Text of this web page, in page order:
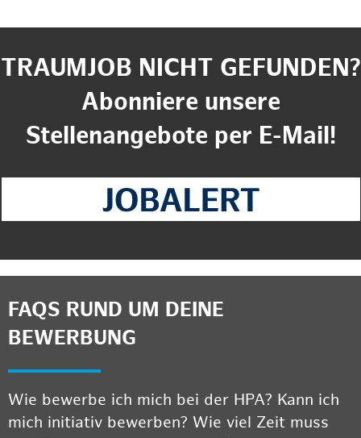
TRAUMJOB NICHT GEFUNDEN?
Abonniere unsere
Stellenangebote per E-Mail!
FAQS RUND UM DEINE
BEWERBUNG
Wie bewerbe ich mich bei der HPA? Kann ich
mich initiativ bewerben? Wie viel Zeit muss